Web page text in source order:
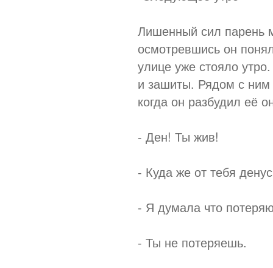
Лишенный сил парень
осмотревшись он
улице уже стояло
и зашиты. Рядом с
когда он разбудил её
- Ден! Ты жив!
- Куда же от тебя
- Я думала что
- Ты не потеряешь.